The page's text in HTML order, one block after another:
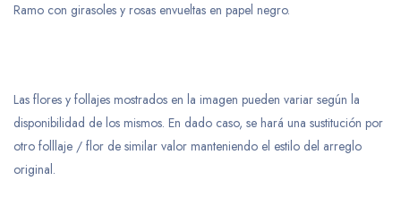
Ramo con girasoles y rosas envueltas en papel negro.
Las flores y follajes mostrados en la imagen pueden variar según la
disponibilidad de los mismos. En dado caso, se hará una sustitución por
otro folllaje / flor de similar valor manteniendo el estilo del arreglo
original.